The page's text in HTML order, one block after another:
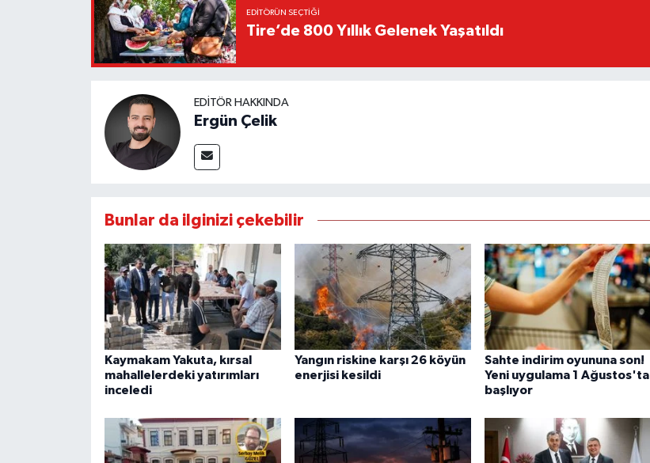
EDITÖRÜN SEÇTIĞI
Tire’de 800 Yıllık Gelenek Yaşatıldı
EDITÖR HAKKINDA
Ergün Çelik
Bunlar da ilginizi çekebilir
Kaymakam Yakuta, kırsal
mahallelerdeki yatırımları
inceledi
Yangın riskine karşı 26 köyün
enerjisi kesildi
Sahte indirim oyununa son!
Yeni uygulama 1 Ağustos'ta
başlıyor